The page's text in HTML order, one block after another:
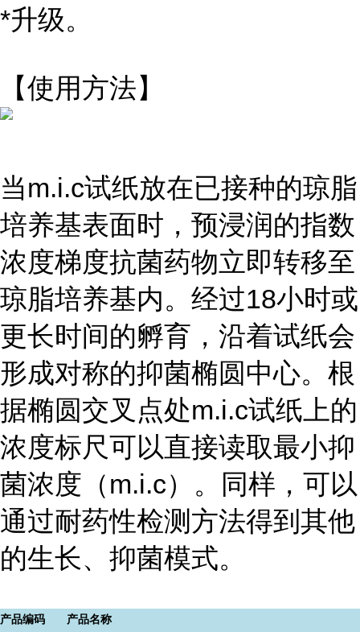
*升级。
【使用方法】
当m.i.c试纸放在已接种的琼脂
培养基表面时，预浸润的指数
浓度梯度抗菌药物立即转移至
琼脂培养基内。经过18小时或
更长时间的孵育，沿着试纸会
形成对称的抑菌椭圆中心。根
据椭圆交叉点处m.i.c试纸上的
浓度标尺可以直接读取最小抑
菌浓度（m.i.c）。同样，可以
通过耐药性检测方法得到其他
的生长、抑菌模式。
产品编码 产品名称